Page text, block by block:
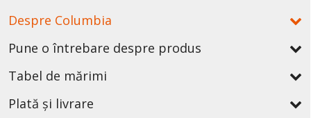
Despre Columbia
Pune o întrebare despre produs
Tabel de mărimi
Plată și livrare